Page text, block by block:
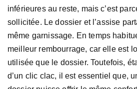
inférieures au reste, mais c’est
sollicitée. Le dossier et l’assise
même garnissage. En temps
meilleur rembourrage, car elle est
utilisée que le dossier. Toutefois,
d’un clic clac, il est essentiel que,